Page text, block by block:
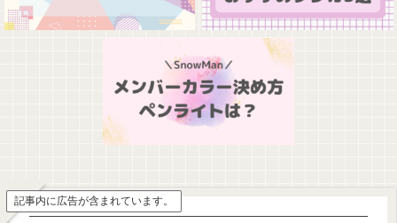
記事内に広告が含まれています。